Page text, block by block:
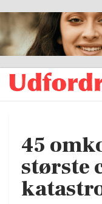
45
største